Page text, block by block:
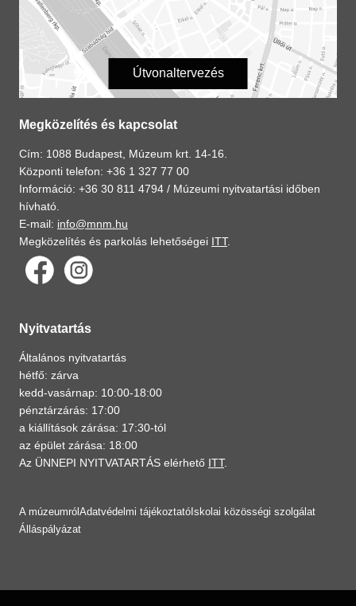
Útvonaltervezés
Megközelítés és kapcsolat
Cím: 1088 Budapest, Múzeum krt. 14-16.
Központi telefon: +36 1 327 77 00
Információ: +36 30 811 4794 / Múzeumi nyitvatartási időben
hívható.
E-mail: info@mnm.hu
Megközelítés és parkolás lehetőségei ITT.
Nyitvatartás
Általános nyitvatartás
hétfő: zárva
kedd-vasárnap: 10:00-18:00
pénztárzárás: 17:00
a kiállítások zárása: 17:30-tól
az épület zárása: 18:00
Az ÜNNEPI NYITVATARTÁS elérhető ITT.
A múzeumról Adatvédelmi tájékoztató Iskolai közösségi szolgálat
Álláspályázat